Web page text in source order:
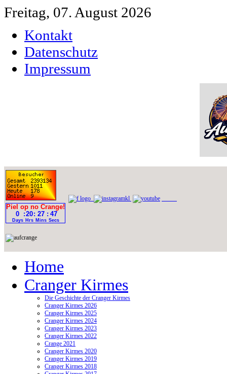
Freitag, 07. August 2026
Kontakt
Datenschutz
Impressum
Home
Cranger Kirmes
Die Geschichte der Cranger Kirmes
Cranger Kirmes 2026
Cranger Kirmes 2025
Cranger Kirmes 2024
Cranger Kirmes 2023
Cranger Kirmes 2022
Crange 2021
Cranger Kirmes 2020
Cranger Kirmes 2019
Cranger Kirmes 2018